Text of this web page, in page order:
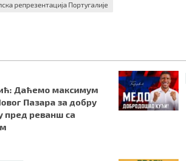
репрезентација Португалије
Даћемо максимум
Пазара за добру
пред реванш са